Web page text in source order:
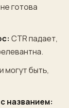
готова
CTR падает,
могут быть,
названием: